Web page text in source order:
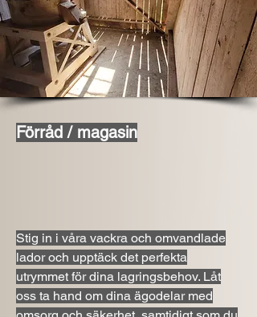
Förråd / magasin
Stig in i våra vackra och omvandlade
lador och upptäck det perfekta
utrymmet för dina lagringsbehov. Låt
oss ta hand om dina ägodelar med